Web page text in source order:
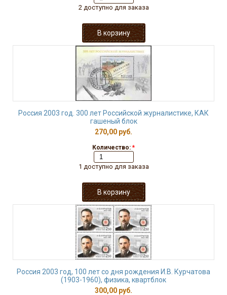
2 доступно для заказа
Россия 2003 год. 300 лет Российской журналистике, КАК
гашеный блок
270,00 руб.
Количество: *
1 доступно для заказа
Россия 2003 год, 100 лет со дня рождения И.В. Курчатова
(1903-1960), физика, квартблок
300,00 руб.